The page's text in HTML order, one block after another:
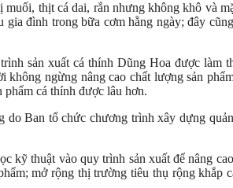
thịt cá dai, rắn nhưng không khô và
đình trong bữa cơm hằng ngày; đây
sản xuất cá thính Dũng Hoa được làm
ngừng nâng cao chất lượng sản
phẩm cá thính được lâu hơn.
do Ban tổ chức chương trình xây dựng
kỹ thuật vào quy trình sản xuất để nâng
mở rộng thị trường tiêu thụ rộng khắp